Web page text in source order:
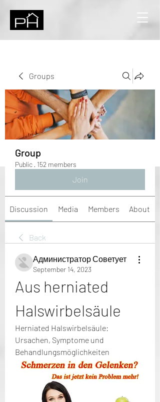
Groups
Group
Public · 152 members
Join
Discussion Media Members About
Back
Администратор Советует
September 14, 2023
Aus herniated
Halswirbelsäule
Herniated Halswirbelsäule:
Ursachen, Symptome und
Behandlungsmöglichkeiten